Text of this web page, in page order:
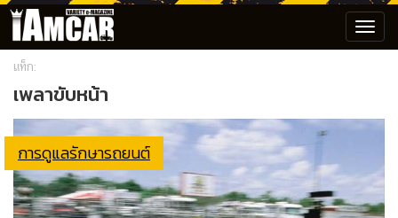
แท็ก:
เพลาขับหน้า
การดูแลรักษารถยนต์